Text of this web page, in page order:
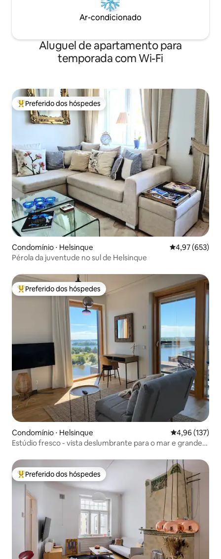
Ar-condicionado
Aluguel de apartamento para
temporada com Wi-Fi
Entre os melhores preferidos dos hóspedes
Preferido dos hóspedes
Condomínio ⋅ Helsinque 4,97 de uma
4,97 (653)
Pérola da juventude no sul de Helsinque
Entre os melhores preferidos dos hóspedes
Preferido dos hóspedes
Condomínio ⋅ Helsinque 4,96 de uma
4,96 (137)
Estúdio fresco - vista deslumbrante para o mar e grande
Entre os melhores preferidos dos hóspedes
Preferido dos hóspedes